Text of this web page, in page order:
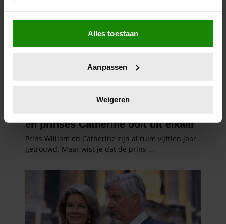
Als u het toestaat, willen we ook graag:
Informatie verzamelen over uw geografische
locatie, die tot een paar meter nauwkeurig kan zijn
scannen op specifieke eigenschappen (fingerprinting)
verwerkt en stel uw voorkeuren in het
intrekken in de Cookieverklaring.
We gebruiken cookies om content en advertenties te
en om ons websiteverkeer te analyseren. Ook delen we
informatie over uw gebruik van onze site met onze
partners voor social media, adverteren en analyse. Deze
partners kunnen deze gegevens combineren met andere
informatie die u aan ze heeft verstrekt of die ze hebben
Alles toestaan
Aanpassen
Weigeren